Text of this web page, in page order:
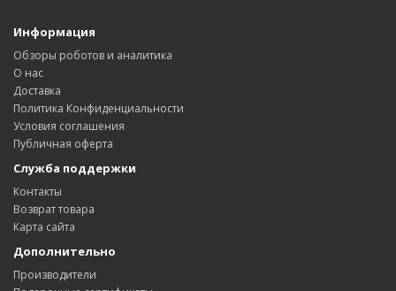
Информация
Обзоры роботов и аналитика
О нас
Доставка
Политика Конфиденциальности
Условия соглашения
Публичная оферта
Служба поддержки
Контакты
Возврат товара
Карта сайта
Дополнительно
Производители